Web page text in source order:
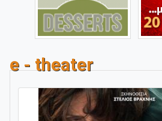
e - theater